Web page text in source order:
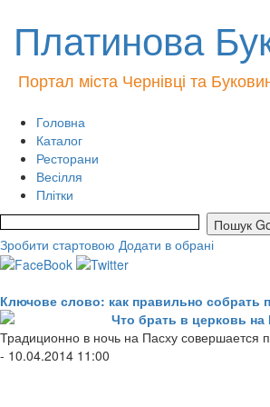
Платинова
Портал міста Чернівці та
Головна
Каталог
Ресторани
Весілля
Плітки
Зробити стартовою Додати в обрані
Ключове слово: как правильно собрать
Что брать в церковь на
Традиционно в ночь на Пасху совершается
- 10.04.2014 11:00